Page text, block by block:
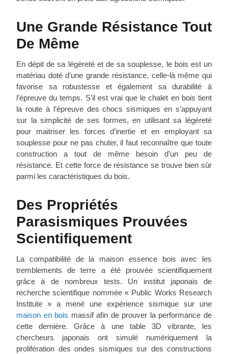
Une Grande Résistance Tout
De Même
En dépit de sa légèreté et de sa souplesse, le bois est un
matériau doté d’une grande résistance, celle-là même qui
favorise sa robustesse et également sa durabilité à
l’épreuve du temps. S’il est vrai que le chalet en bois tient
la route à l’épreuve des chocs sismiques en s’appuyant
sur la simplicité de ses formes, en utilisant sa légèreté
pour maitriser les forces d’inertie et en employant sa
souplesse pour ne pas chuter, il faut reconnaître que toute
construction a tout de même besoin d’un peu de
résistance. Et cette force de résistance se trouve bien sûr
parmi les caractéristiques du bois.
Des Propriétés
Parasismiques Prouvées
Scientifiquement
La compatibilité de la maison essence bois avec les
tremblements de terre a été prouvée scientifiquement
grâce à de nombreux tests. Un institut japonais de
recherche scientifique nommée « Public Works Research
Institute » a mené une expérience sismique sur une
maison en bois massif afin de prouver la performance de
cette dernière. Grâce à une table 3D vibrante, les
chercheurs japonais ont simulé numériquement la
prolifération des ondes sismiques sur des constructions